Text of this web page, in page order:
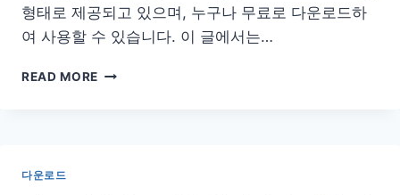
형태로 제공되고 있으며, 누구나 무료로 다운로드하
여 사용할 수 있습니다. 이 글에서는…
READ MORE CBS
다운로드